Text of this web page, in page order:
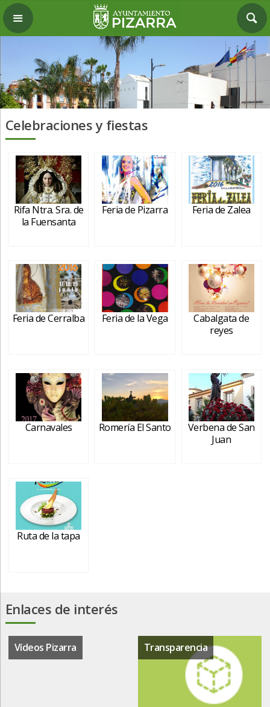
Celebraciones y fiestas
Rifa Ntra. Sra. de
la Fuensanta
Feria de Pizarra Feria de Zalea
Feria de Cerralba Feria de la Vega
Cabalgata de
reyes
Carnavales Romería El Santo
Verbena de San
Juan
Ruta de la tapa
Enlaces de interés
Vídeos Pizarra Transparencia